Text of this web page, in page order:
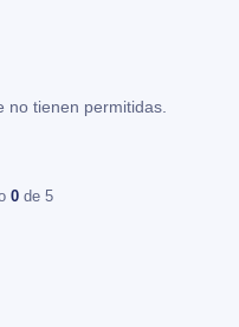
no tienen permitidas.
0 de 5